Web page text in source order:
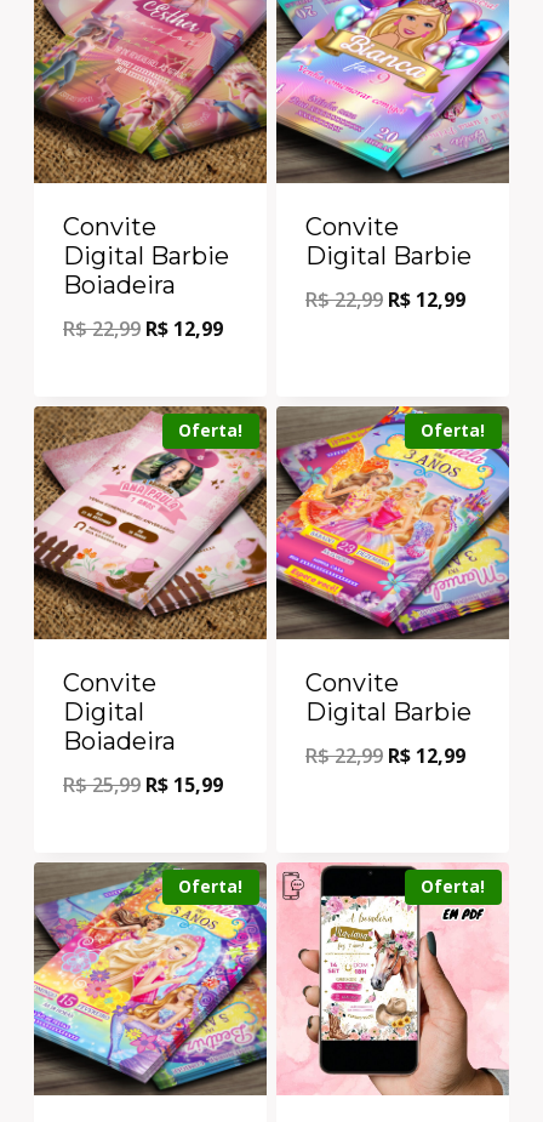
Convite
Digital Barbie
Boiadeira
R$22,99 R$ 12,99
Convite
Digital Barbie
R$22,99 R$ 12,99
Oferta!
Convite
Digital
Boiadeira
R$25,99 R$ 15,99
Oferta!
Convite
Digital Barbie
R$22,99 R$ 12,99
Oferta! Oferta!